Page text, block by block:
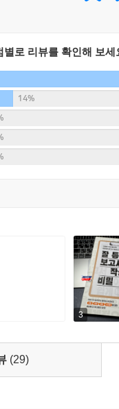
토하고 효과적인 피드
별로 리뷰를 확인해 보세
14%
3
(29)